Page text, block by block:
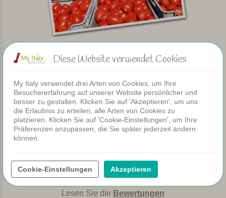
Neu bei My Italy?
Entdecken Sie, was Kunden
Service sagen.
Lesen Sie die Bewertungen
Diese Website verwendet Cookies
My Italy verwendet drei Arten von Cookies, um Ihre
Besuchererfahrung auf unserer Website persönlicher und
besser zu gestalten. Klicken Sie auf 'Akzeptieren', um uns
die Erlaubnis zu erteilen, alle Arten von Cookies zu
platzieren. Klicken Sie auf 'Cookie-Einstellungen', um Ihre
Präferenzen anzupassen, die Sie später jederzeit ändern
können.
Cookie-Einstellungen Akzeptieren